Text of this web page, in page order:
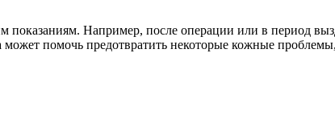
Например, после операции или в период
помочь предотвратить некоторые кожные